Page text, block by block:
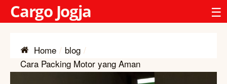
Cargo Jogja ☰
Home
blog
Cara Packing Motor yang Aman